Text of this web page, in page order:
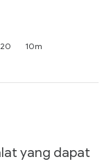
10m
yang dapat